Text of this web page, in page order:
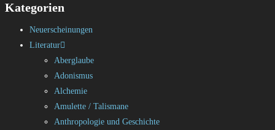
Kategorien
Neuerscheinungen
Literatur
Aberglaube
Adonismus
Alchemie
Amulette / Talismane
Anthropologie und Geschichte